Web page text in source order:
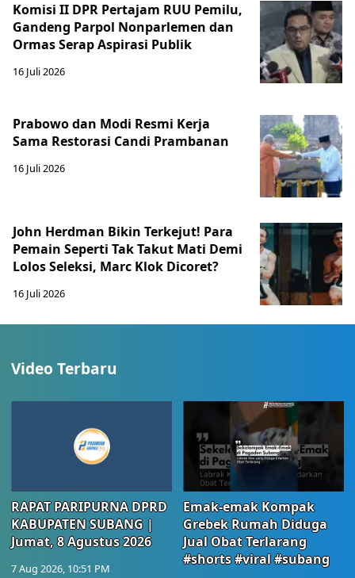
Komisi II DPR Pertajam RUU Pemilu,
Gandeng Parpol Nonparlemen dan
Ormas Serap Aspirasi Publik
16 Juli 2026
Prabowo dan Modi Resmi Kerja
Sama Restorasi Candi Prambanan
16 Juli 2026
John Herdman Bikin Terkejut! Para
Pemain Seperti Tak Takut Mati Demi
Lolos Seleksi, Marc Klok Dicoret?
16 Juli 2026
Video Terbaru
RAPAT PARIPURNA DPRD
KABUPATEN SUBANG |
Jumat, 8 Agustus 2026
7 Aug 2026, 10:51 PM
Emak-emak Kompak
Grebek Rumah Diduga
Jual Obat Terlarang
#shorts #viral #subang